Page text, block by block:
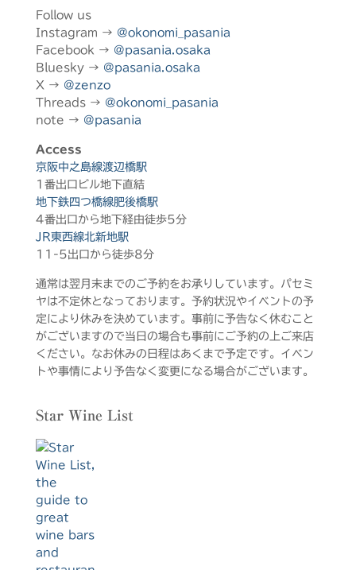
Follow us
Instagram → @okonomi_pasania
Facebook → @pasania.osaka
Bluesky → @pasania.osaka
X → @zenzo
Threads → @okonomi_pasania
note → @pasania
Access
京阪中之島線渡辺橋駅
1番出口ビル地下直結
地下鉄四つ橋線肥後橋駅
4番出口から地下経由徒歩5分
JR東西線北新地駅
11-5出口から徒歩8分
通常は翌月末までのご予約をお承りしています。パセミ
ヤは不定休となっております。予約状況やイベントの予
定により休みを決めています。事前に予告なく休むこと
がございますので当日の場合も事前にご予約の上ご来店
ください。なお休みの日程はあくまで予定です。イベン
トや事情により予告なく変更になる場合がございます。
Star Wine List